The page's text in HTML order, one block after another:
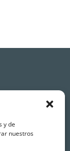
y de
nuestros